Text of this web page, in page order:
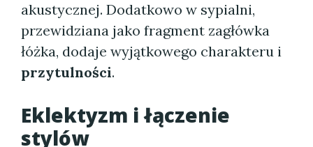
akustycznej. Dodatkowo w sypialni,
przewidziana jako fragment zagłówka
łóżka, dodaje wyjątkowego charakteru i
przytulności.
Eklektyzm i łączenie
stylów